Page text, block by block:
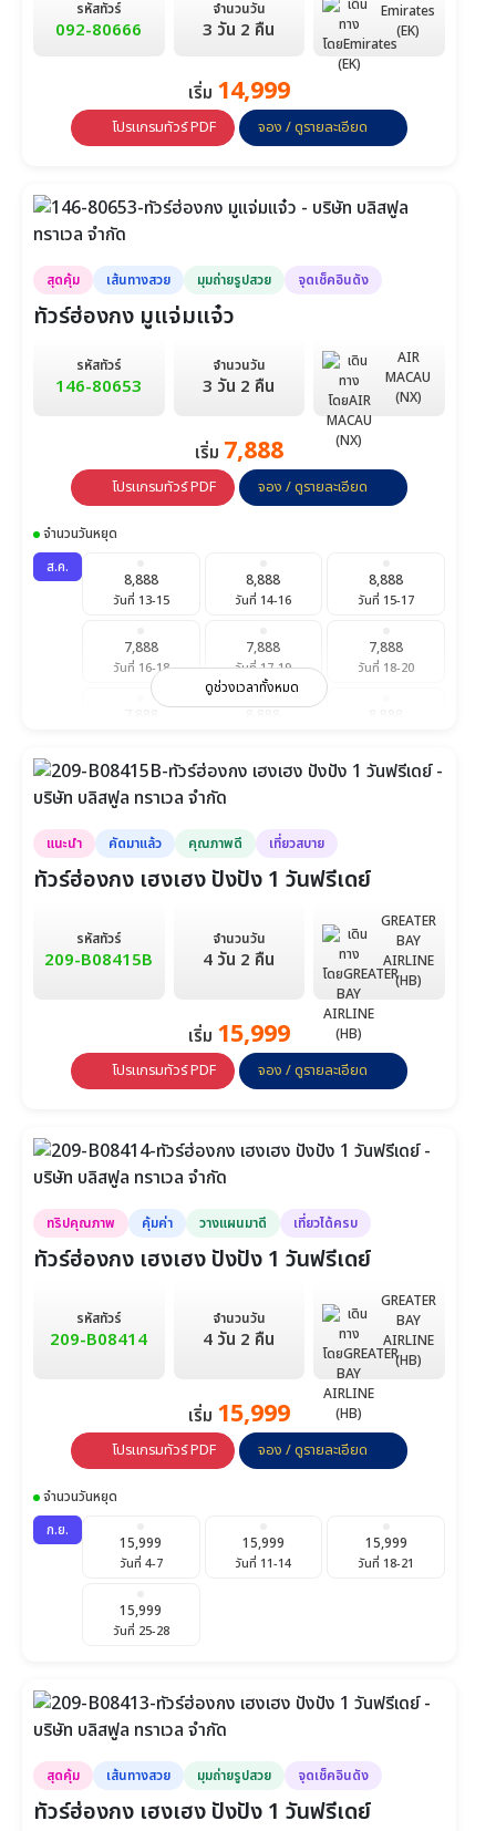
รหัสทัวร์
092-80666
จำนวนวัน
3 วัน 2 คืน
Emirates
(EK)
เริ่ม 14,999
โปรแกรมทัวร์ PDF จอง / ดูรายละเอียด
สุดคุ้ม เส้นทางสวย มุมถ่ายรูปสวย จุดเช็คอินดัง
ทัวร์ฮ่องกง มูแจ่มแจ๋ว
รหัสทัวร์
146-80653
จำนวนวัน
3 วัน 2 คืน
AIR
MACAU
(NX)
เริ่ม 7,888
โปรแกรมทัวร์ PDF จอง / ดูรายละเอียด
จำนวนวันหยุด
ส.ค.
8,888
วันที่ 13-15
8,888
วันที่ 14-16
8,888
วันที่ 15-17
7,888
วันที่ 16-18
7,888
วันที่ 17-19
7,888
วันที่ 18-20
8,888
วันที่ 22-24
7,888 7,888
7,888
วันที่ 25-27
7,888
วันที่ 26-28 วันที่ 27-29
วันที่ 28-30 วันที่ 29-31
7,888
วันที่ 30-1 ก.ย.
7,888
วันที่ 1-3
7,888
วันที่ 2-4
8,888
วันที่ 3-5
วันที่ 4-6 วันที่ 5-7 วันที่ 6-8
7,888
วันที่ 7-9
8,888 8,888 8,888
วันที่ 13-15
7,888
วันที่ 14-16
7,888
วันที่ 15-17
วันที่ 17-19
8,888
วันที่ 18-20
8,888 7,888 7,888
วันที่ 22-24 วันที่ 23-25 วันที่ 24-26
วันที่ 25-27
ดูช่วงเวลาทั้งหมด
แนะนำ คัดมาแล้ว คุณภาพดี เที่ยวสบาย
ทัวร์ฮ่องกง เฮงเฮง ปังปัง 1 วันฟรีเดย์
รหัสทัวร์
209-B08415B
จำนวนวัน
4 วัน 2 คืน
GREATER
BAY
AIRLINE
(HB)
เริ่ม 15,999
โปรแกรมทัวร์ PDF จอง / ดูรายละเอียด
ทริปคุณภาพ คุ้มค่า วางแผนมาดี เที่ยวได้ครบ
ทัวร์ฮ่องกง เฮงเฮง ปังปัง 1 วันฟรีเดย์
รหัสทัวร์
209-B08414
จำนวนวัน
4 วัน 2 คืน
GREATER
BAY
AIRLINE
(HB)
เริ่ม 15,999
โปรแกรมทัวร์ PDF จอง / ดูรายละเอียด
จำนวนวันหยุด
ก.ย.
15,999
วันที่ 4-7
15,999
วันที่ 11-14
15,999
วันที่ 18-21
15,999
วันที่ 25-28
สุดคุ้ม เส้นทางสวย มุมถ่ายรูปสวย จุดเช็คอินดัง
ทัวร์ฮ่องกง เฮงเฮง ปังปัง 1 วันฟรีเดย์